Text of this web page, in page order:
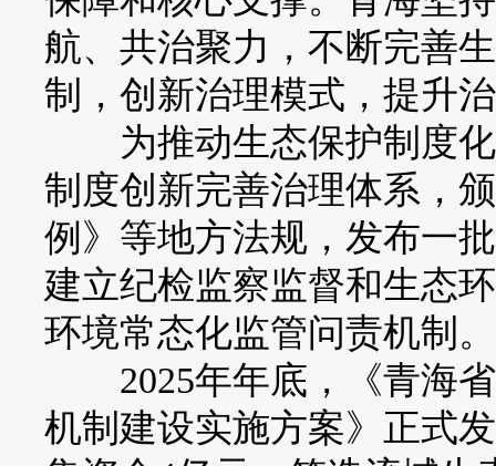
航、共治聚力，不断完善
制，创新治理模式，提升
为推动生态保护制度化
制度创新完善治理体系，
例》等地方法规，发布一
建立纪检监察监督和生态
环境常态化监管问责机制。
2025年年底，《青海省
机制建设实施方案》正式